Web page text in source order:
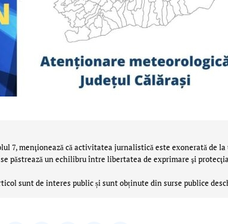
7, menţionează că activitatea jurnalistică este exonerată de
se păstrează un echilibru între libertatea de exprimare şi
sunt de interes public și sunt obținute din surse publice